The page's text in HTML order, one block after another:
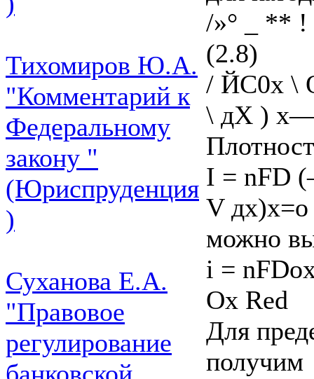
Тихомиров Ю.А.
"Комментарий к
Федеральному
закону "
(Юриспруденция
)
Суханова Е.А.
"Правовое
регулирование
/»° _ **
(2.8)
/ ЙС0х \
\ дХ )
I = nFD
V дх)х=о
можно
i =
Ox Red
Для
получим